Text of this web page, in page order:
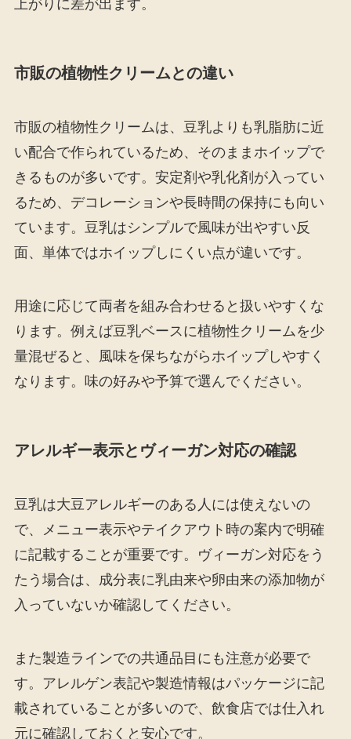
上がりに差が出ます。
市販の植物性クリームとの違い
市販の植物性クリームは、豆乳よりも乳脂肪に近
い配合で作られているため、そのままホイップで
きるものが多いです。安定剤や乳化剤が入ってい
るため、デコレーションや長時間の保持にも向い
ています。豆乳はシンプルで風味が出やすい反
面、単体ではホイップしにくい点が違いです。
用途に応じて両者を組み合わせると扱いやすくな
ります。例えば豆乳ベースに植物性クリームを少
量混ぜると、風味を保ちながらホイップしやすく
なります。味の好みや予算で選んでください。
アレルギー表示とヴィーガン対応の確認
豆乳は大豆アレルギーのある人には使えないの
で、メニュー表示やテイクアウト時の案内で明確
に記載することが重要です。ヴィーガン対応をう
たう場合は、成分表に乳由来や卵由来の添加物が
入っていないか確認してください。
また製造ラインでの共通品目にも注意が必要で
す。アレルゲン表記や製造情報はパッケージに記
載されていることが多いので、飲食店では仕入れ
元に確認しておくと安心です。